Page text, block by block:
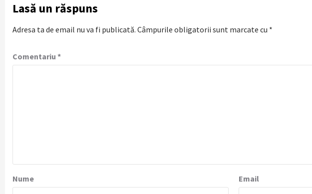
Lasă un răspuns
Adresa ta de email nu va fi publicată. Câmpurile obligatorii sunt marcate cu *
Comentariu *
Nume Email